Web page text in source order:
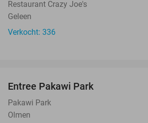
Restaurant Crazy Joe's
Geleen
Verkocht: 336
Entree Pakawi Park
Pakawi Park
Olmen